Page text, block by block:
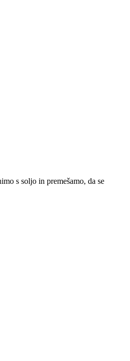
s soljo in premešamo, da se